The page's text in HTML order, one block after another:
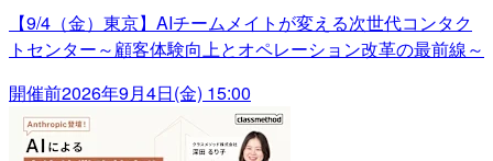
【9/4（金）東京】AIチームメイトが変える次世代コンタク
トセンター～顧客体験向上とオペレーション改革の最前線～
開催前2026年9月4日(金) 15:00